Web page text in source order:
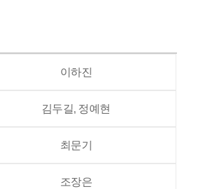
이하진
김두길, 정예현
최문기
조장은